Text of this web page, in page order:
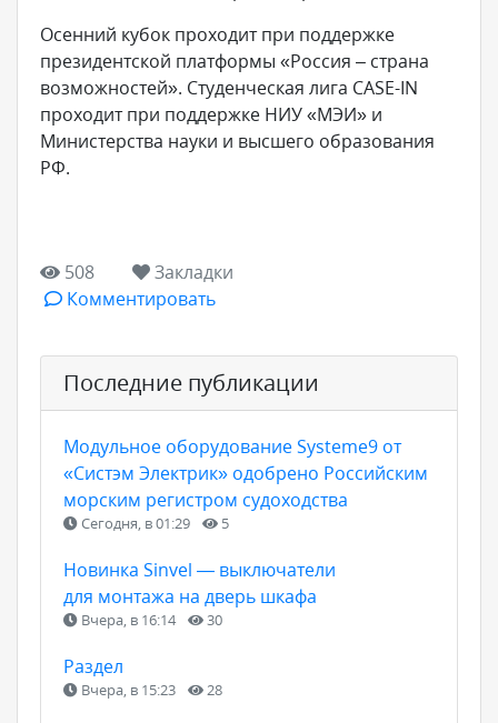
Осенний кубок проходит при поддержке
президентской платформы «Россия – страна
возможностей». Студенческая лига CASE-IN
проходит при поддержке НИУ «МЭИ» и
Министерства науки и высшего образования
РФ.
508
Закладки
Комментировать
Последние публикации
Модульное оборудование Systeme9 от
«Систэм Электрик» одобрено Российским
морским регистром судоходства
Сегодня, в 01:29 5
Новинка Sinvel — выключатели
для монтажа на дверь шкафа
Вчера, в 16:14 30
Раздел
Вчера, в 15:23 28